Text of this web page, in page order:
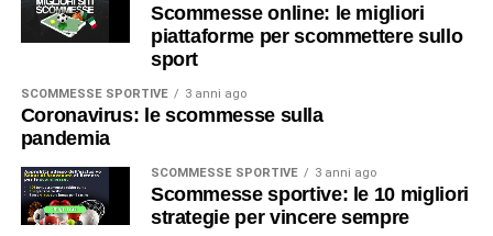
Scommesse online: le migliori
piattaforme per scommettere sullo
sport
SCOMMESSE SPORTIVE 3 anni ago
Coronavirus: le scommesse sulla
pandemia
SCOMMESSE SPORTIVE 3 anni ago
Scommesse sportive: le 10 migliori
strategie per vincere sempre